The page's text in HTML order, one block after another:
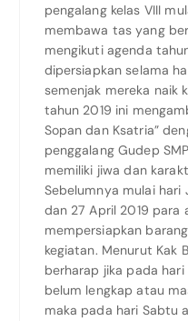
pengalang kelas VIII
membawa tas yang
mengikuti agenda
dipersiapkan selama
semenjak mereka naik
tahun 2019 ini
Sopan dan Ksatria”
penggalang Gudep
memiliki jiwa dan
Sebelumnya mulai
dan 27 April 2019 para
mempersiapkan
kegiatan. Menurut Kak
berharap jika pada
belum lengkap atau
maka pada hari Sabtu